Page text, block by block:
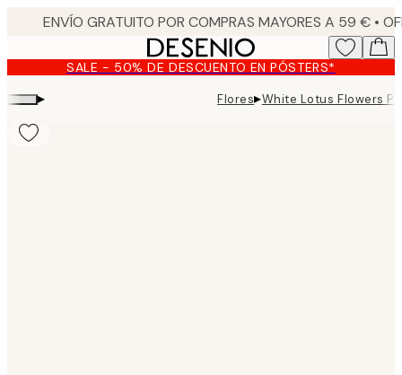
content.SALE - 50% DE DESCUENTO EN PÓSTERS*
▸ Flores▸White Lotus Flowers